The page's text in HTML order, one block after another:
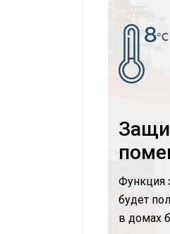
Функция
будет
в домах